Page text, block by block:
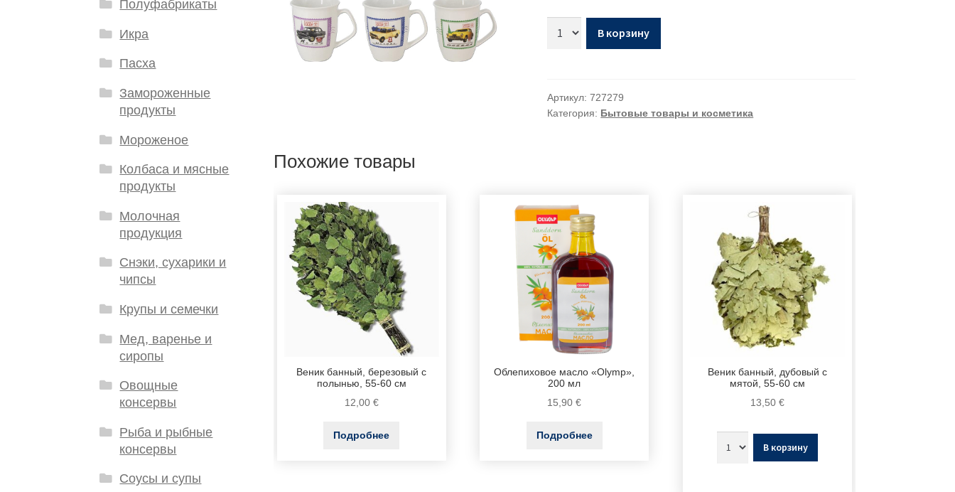
В корзину
Артикул:727279
Категория: Бытовые товары и косметика
Похожие товары
Веник банный, березовый с
полынью, 55-60 см
12,00 €
Подробнее
Облепиховое масло «Olymp»,
200 мл
15,90€
Подробнее
Веник банный, дубовый с
мятой, 55-60 см
13,50 €
В корзину
Полуфабрикаты
Икра
Пасха
Замороженные
продукты
Мороженое
Колбаса и мясные
продукты
Молочная
продукция
Снэки, сухарики и
чипсы
Крупы и семечки
Мед, варенье и
сиропы
Овощные
консервы
Рыба и рыбные
консервы
Соусы и супы